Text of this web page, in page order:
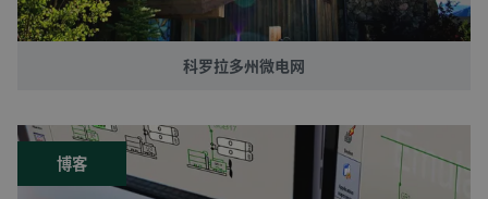
科罗拉多州微电网
博客